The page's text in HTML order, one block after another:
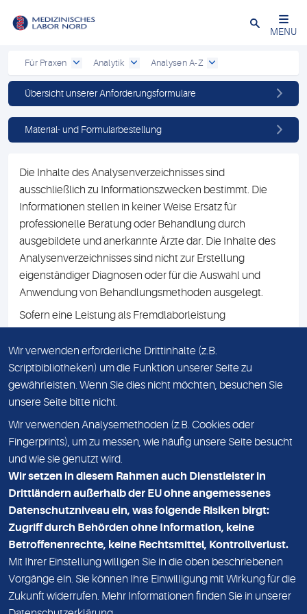
Schließen
MENU
Für Praxen Analytik Analysen A-Z
Übersicht unserer Anforderungsformulare
Material- und Formularbestellung
Die Inhalte des Analysenverzeichnisses sind
ausschließlich zu Informationszwecken bestimmt. Die
Informationen stellen in keiner Weise Ersatz für
professionelle Beratung oder Behandlung durch
ausgebildete und anerkannte Ärzte dar. Die Inhalte des
Analysenverzeichnisses sind nicht zur Erstellung
eigenständiger Diagnosen oder für die Auswahl und
Anwendung von Behandlungsmethoden ausgelegt.
Sofern eine Leistung als Fremdlaborleistung
Namen des Fremdlabors mit. Mit der Beauftragung der
Fremdlaborleistung erklären Sie sich mit dieser
Vereinbarung einverstanden.
DATENSCHUTZ
KONTAKT
NEWSLETTER
ADRESSE
MVZ Medizinisches Labor Nord MLN GmbH
Essener Straße 108
22419 Hamburg
Wir verwenden erforderliche Drittinhalte (z.B.
Scriptbibliotheken) um die Funktion unserer Seite zu
gewährleisten. Wenn Sie dies nicht möchten, besuchen Sie
unsere Seite bitte nicht.
Wir verwenden Analysemethoden (z.B. Cookies oder
Fingerprints), um zu messen, wie häufig unsere Seite besucht
und wie sie genutzt wird.
Wir setzen in diesem Rahmen auch Dienstleister in
Drittländern außerhalb der EU ohne angemessenes
Datenschutzniveau ein, was folgende Risiken birgt:
Zugriff durch Behörden ohne Information, keine
Betroffenenrechte, keine Rechtsmittel, Kontrollverlust.
Mit Ihrer Einstellung willigen Sie in die oben beschriebenen
Vorgänge ein. Sie können Ihre Einwilligung mit Wirkung für die
Zukunft widerrufen. Mehr Informationen finden Sie in unserer